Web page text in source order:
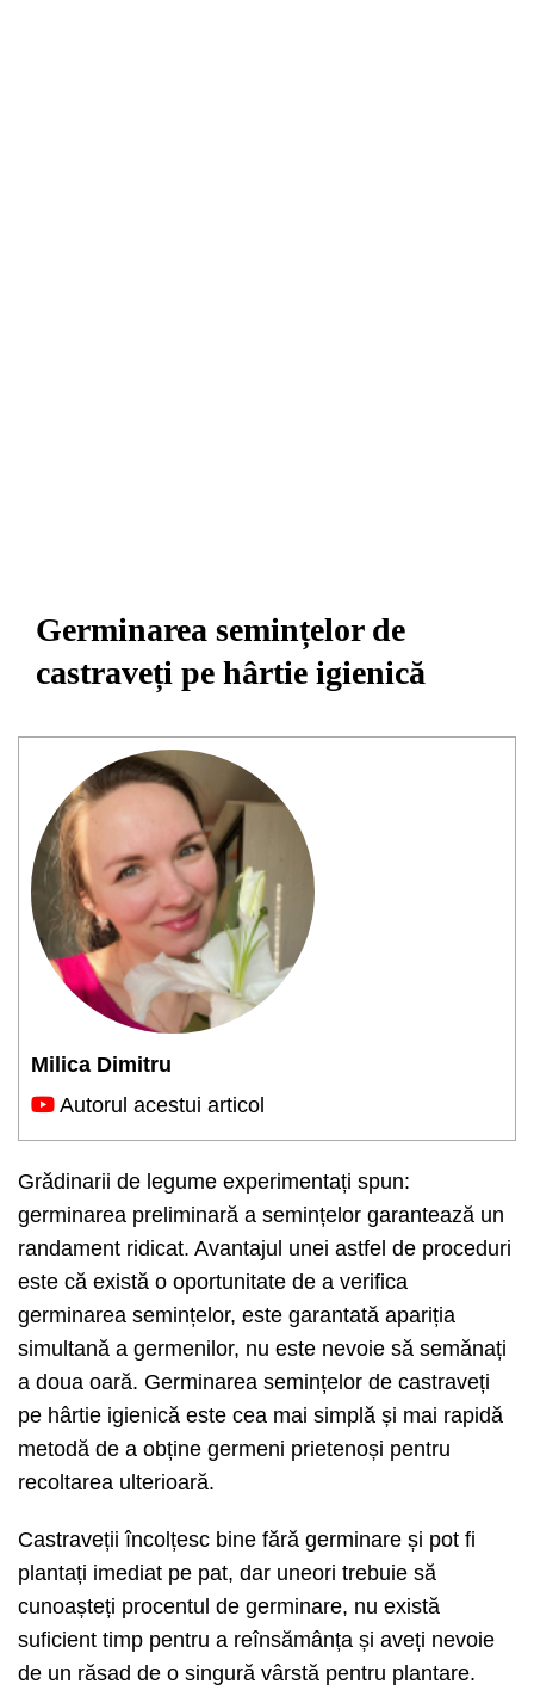
Germinarea semințelor de
castraveți pe hârtie igienică
Milica Dimitru
Autorul acestui articol
Grădinarii de legume experimentați spun:
germinarea preliminară a semințelor garantează un
randament ridicat. Avantajul unei astfel de proceduri
este că există o oportunitate de a verifica
germinarea semințelor, este garantată apariția
simultană a germenilor, nu este nevoie să semănați
a doua oară. Germinarea semințelor de castraveți
pe hârtie igienică este cea mai simplă și mai rapidă
metodă de a obține germeni prietenoși pentru
recoltarea ulterioară.
Castraveții încolțesc bine fără germinare și pot fi
plantați imediat pe pat, dar uneori trebuie să
cunoașteți procentul de germinare, nu există
suficient timp pentru a reînsămânța și aveți nevoie
de un răsad de o singură vârstă pentru plantare.